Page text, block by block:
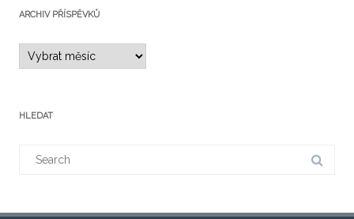
ARCHIV PŘÍSPĚVKŮ
HLEDAT